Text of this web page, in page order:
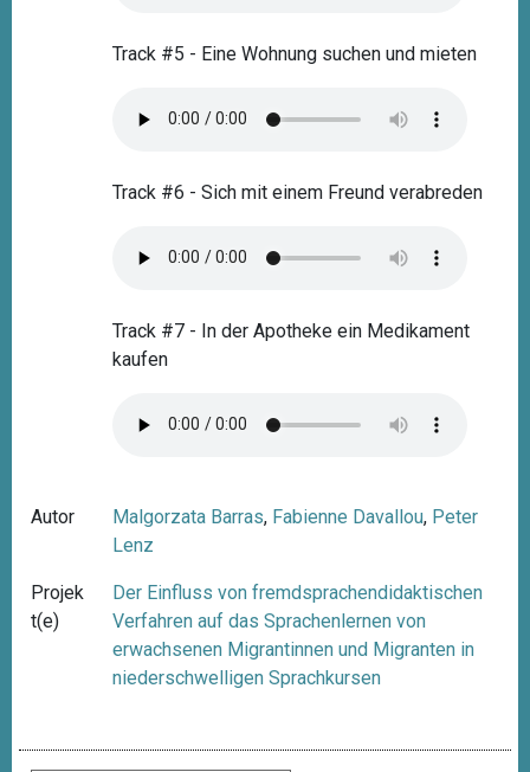
Track #5 - Eine Wohnung suchen und mieten
Track #6 - Sich mit einem Freund verabreden
Track #7 - In der Apotheke ein Medikament
kaufen
Autor Malgorzata Barras, Fabienne Davallou, Peter
Lenz
Projek
t(e)
Der Einfluss von fremdsprachendidaktischen
Verfahren auf das Sprachenlernen von
erwachsenen Migrantinnen und Migranten in
niederschwelligen Sprachkursen